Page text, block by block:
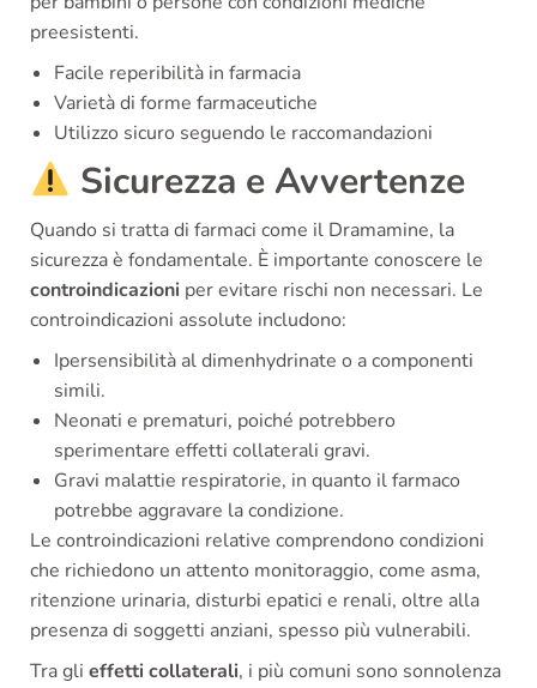
preesistenti.
Facile reperibilità in farmacia
Varietà di forme farmaceutiche
Utilizzo sicuro seguendo le raccomandazioni
Sicurezza e Avvertenze
Quando si tratta di farmaci come il Dramamine, la
sicurezza è fondamentale. È importante conoscere le
controindicazioni per evitare rischi non necessari. Le
controindicazioni assolute includono:
Ipersensibilità al dimenhydrinate o a componenti
simili.
Neonati e prematuri, poiché potrebbero
sperimentare effetti collaterali gravi.
Gravi malattie respiratorie, in quanto il farmaco
potrebbe aggravare la condizione.
Le controindicazioni relative comprendono condizioni
che richiedono un attento monitoraggio, come asma,
ritenzione urinaria, disturbi epatici e renali, oltre alla
presenza di soggetti anziani, spesso più vulnerabili.
Tra gli effetti collaterali, i più comuni sono sonnolenza